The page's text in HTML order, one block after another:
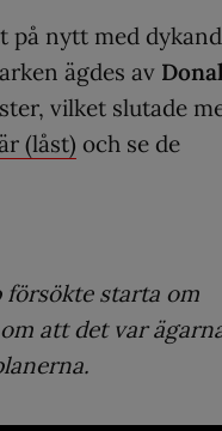
på nytt med
ägdes av
vilket slutade
(låst) och se de
försökte starta om
att det var